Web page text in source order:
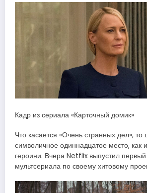
Кадр из сериала «Карточный домик»
Что касается «Очень странных дел», то
символичное одиннадцатое место, как
героини. Вчера Netflix выпустил
мультсериала по своему хитовому